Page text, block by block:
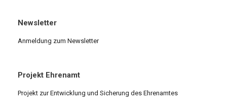
Newsletter
Anmeldung zum Newsletter
Projekt Ehrenamt
Projekt zur Entwicklung und Sicherung des Ehrenamtes